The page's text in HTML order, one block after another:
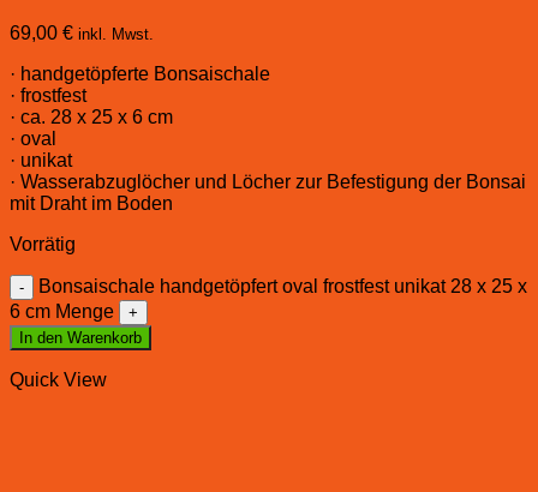
69,00 € inkl. Mwst.
· handgetöpferte Bonsaischale
· frostfest
· ca. 28 x 25 x 6 cm
· oval
· unikat
· Wasserabzuglöcher und Löcher zur Befestigung der Bonsai
mit Draht im Boden
Vorrätig
Bonsaischale handgetöpfert oval frostfest unikat 28 x 25 x
6 cm Menge
In den Warenkorb
Quick View